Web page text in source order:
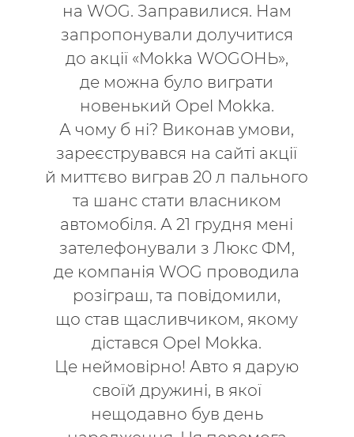
на WOG. Заправилися. Нам
запропонували долучитися
до акції «Mokka WOGОНЬ»,
де можна було виграти
новенький Opel Mokka.
А чому б ні? Виконав умови,
зареєструвався на сайті акції
й миттєво виграв 20 л пального
та шанс стати власником
автомобіля. А 21 грудня мені
зателефонували з Люкс ФМ,
де компанія WOG проводила
розіграш, та повідомили,
що став щасливчиком, якому
дістався Opel Mokka.
Це неймовірно! Авто я дарую
своїй дружині, в якої
нещодавно був день